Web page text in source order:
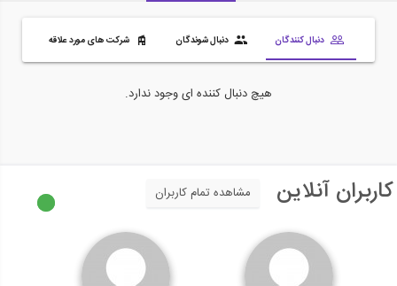
دنبال کنندگان دنبال شوندگان شرکت های مورد علاقه
هیچ دنبال کننده ای وجود ندارد.
کاربران آنلاین مشاهده تمام کاربران